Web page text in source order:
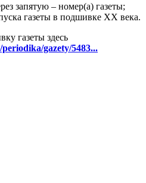
запятую – номер(а) газеты;
газеты в подшивке ХХ века.
газеты здесь
gazety/5483...